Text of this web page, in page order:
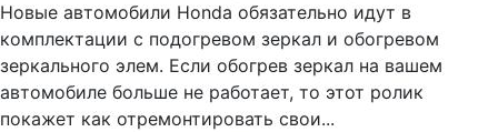
Новые автомобили Honda обязательно идут в
комплектации с подогревом зеркал и обогревом
зеркального элем. Если обогрев зеркал на вашем
автомобиле больше не работает, то этот ролик
покажет как отремонтировать свои...